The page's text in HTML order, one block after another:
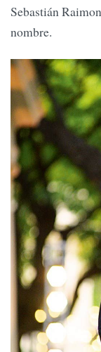
Sebastián
nombre.